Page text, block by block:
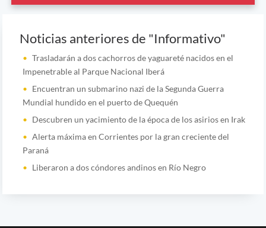
Noticias anteriores de "Informativo"
Trasladarán a dos cachorros de yaguareté nacidos en el
Impenetrable al Parque Nacional Iberá
Encuentran un submarino nazi de la Segunda Guerra
Mundial hundido en el puerto de Quequén
Descubren un yacimiento de la época de los asirios en Irak
Alerta máxima en Corrientes por la gran creciente del
Paraná
Liberaron a dos cóndores andinos en Río Negro